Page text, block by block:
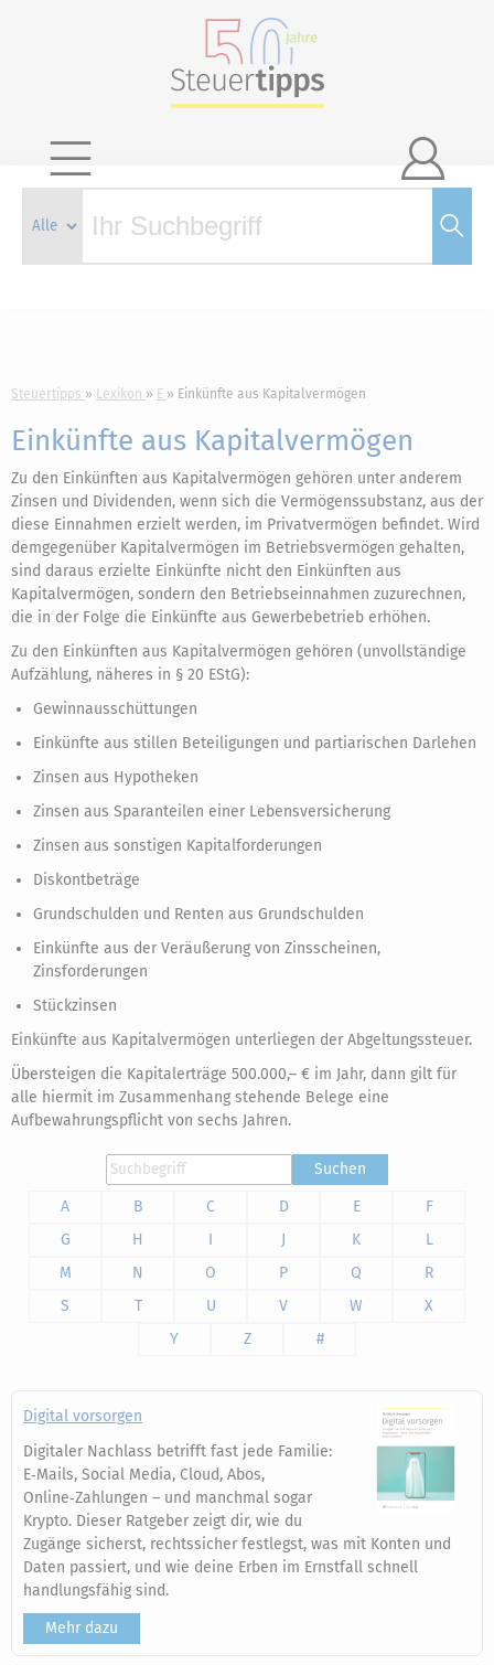

Steuertipps Lexikon E Einkünfte aus Kapitalvermögen
Einkünfte aus Kapitalvermögen
Zu den Einkünften aus Kapitalvermögen gehören unter anderem
Zinsen und Dividenden, wenn sich die Vermögenssubstanz, aus der
diese Einnahmen erzielt werden, im Privatvermögen befindet. Wird
demgegenüber Kapitalvermögen im Betriebsvermögen gehalten,
sind daraus erzielte Einkünfte nicht den Einkünften aus
Kapitalvermögen, sondern den Betriebseinnahmen zuzurechnen,
die in der Folge die Einkünfte aus Gewerbebetrieb erhöhen.
Zu den Einkünften aus Kapitalvermögen gehören (unvollständige
Aufzählung, näheres in § 20 EStG):
Gewinnausschüttungen
Einkünfte aus stillen Beteiligungen und partiarischen Darlehen
Zinsen aus Hypotheken
Zinsen aus Sparanteilen einer Lebensversicherung
Zinsen aus sonstigen Kapitalforderungen
Diskontbeträge
Grundschulden und Renten aus Grundschulden
Einkünfte aus der Veräußerung von Zinsscheinen,
Zinsforderungen
Stückzinsen
Einkünfte aus Kapitalvermögen unterliegen der Abgeltungssteuer.
Übersteigen die Kapitalerträge 500.000,– € im Jahr, dann gilt für
alle hiermit im Zusammenhang stehende Belege eine
Aufbewahrungspflicht von sechs Jahren.
Suchen
A
B C D E
F
G
H I J K
L
M
N O P Q
R
S
T U V W
X
Y
Z #
Digital vorsorgen
Digitaler Nachlass betrifft fast jede Familie:
E‑Mails, Social Media, Cloud, Abos,
Online‑Zahlungen – und manchmal sogar
Krypto. Dieser Ratgeber zeigt dir, wie du
Zugänge sicherst, rechtssicher festlegst, was mit Konten und
Daten passiert, und wie deine Erben im Ernstfall schnell
handlungsfähig sind.
Mehr dazu